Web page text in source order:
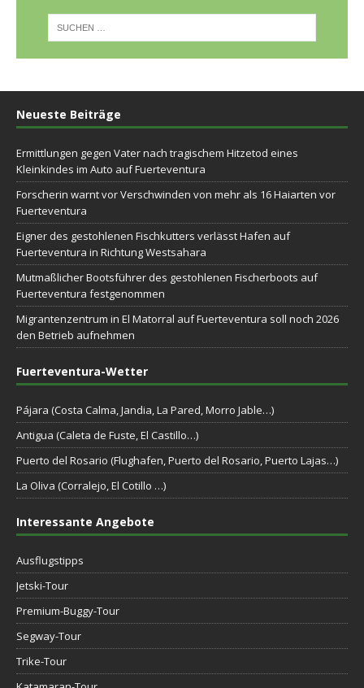
Neueste Beiträge
Ermittlungen gegen Vater nach tragischem Hitzetod eines
Kleinkindes im Auto auf Fuerteventura
Forscherin warnt vor Verschwinden von mehr als 16 Haiarten vor
Fuerteventura
Eigner des gestohlenen Fischkutters verlässt Hafen auf
Fuerteventura in Richtung Westsahara
Mutmaßlicher Bootsführer des gestohlenen Fischerboots auf
Fuerteventura festgenommen
Migrantenzentrum in El Matorral auf Fuerteventura soll noch 2026
den Betrieb aufnehmen
Fuerteventura-Wetter
Pájara (Costa Calma, Jandia, La Pared, Morro Jable…)
Antigua (Caleta de Fuste, El Castillo…)
Puerto del Rosario (Flughafen, Puerto del Rosario, Puerto Lajas…)
La Oliva (Corralejo, El Cotillo …)
Interessante Angebote
Ausflugstipps
Jetski-Tour
Premium-Buggy-Tour
Segway-Tour
Trike-Tour